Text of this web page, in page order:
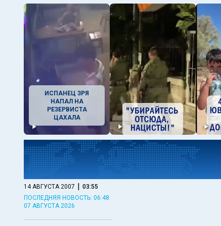
ИСПАНЕЦ ЗРЯ
НАПАЛ НА
РЕЗЕРВИСТА
ЦАХАЛА
14 АВГУСТА 2007 | 03:55
ПОСЛЕДНЯЯ НОВОСТЬ: 06:48
07 АВГУСТА 2026